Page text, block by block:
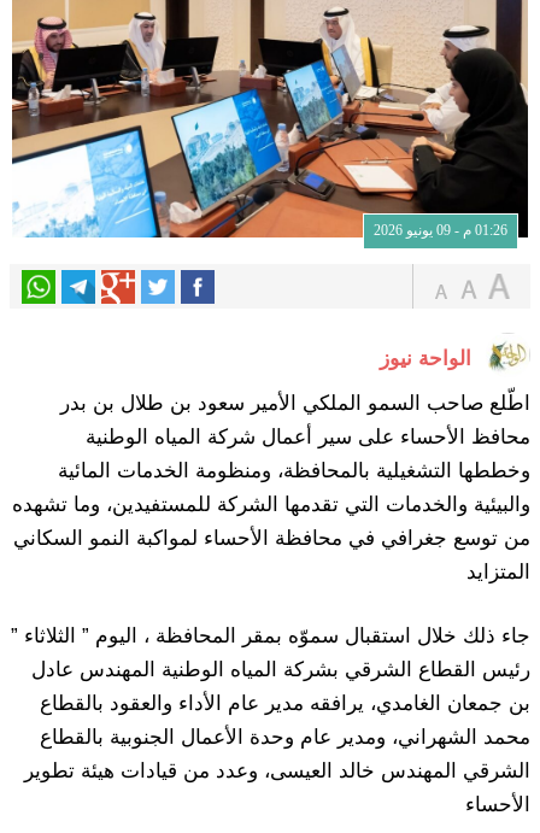
01:26 م - 09 يونيو 2026
الواحة نيوز
اطّلع صاحب السمو الملكي الأمير سعود بن طلال بن بدر
محافظ الأحساء على سير أعمال شركة المياه الوطنية
وخططها التشغيلية بالمحافظة، ومنظومة الخدمات المائية
والبيئية والخدمات التي تقدمها الشركة للمستفيدين، وما تشهده
من توسع جغرافي في محافظة الأحساء لمواكبة النمو السكاني
المتزايد
جاء ذلك خلال استقبال سموّه بمقر المحافظة ، اليوم ” الثلاثاء ”
رئيس القطاع الشرقي بشركة المياه الوطنية المهندس عادل
بن جمعان الغامدي، يرافقه مدير عام الأداء والعقود بالقطاع
محمد الشهراني، ومدير عام وحدة الأعمال الجنوبية بالقطاع
الشرقي المهندس خالد العيسى، وعدد من قيادات هيئة تطوير
الأحساء